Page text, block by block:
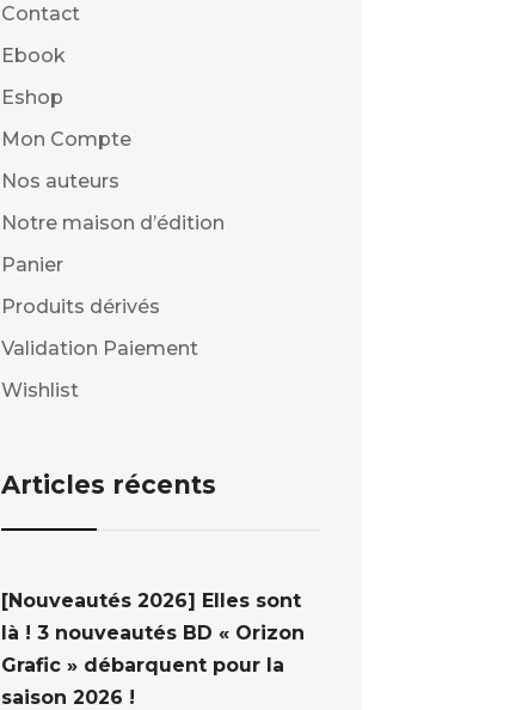
Contact
Ebook
Eshop
Mon Compte
Nos auteurs
Notre maison d’édition
Panier
Produits dérivés
Validation Paiement
Wishlist
Articles récents
[Nouveautés 2026] Elles sont
là ! 3 nouveautés BD « Orizon
Grafic » débarquent pour la
saison 2026 !